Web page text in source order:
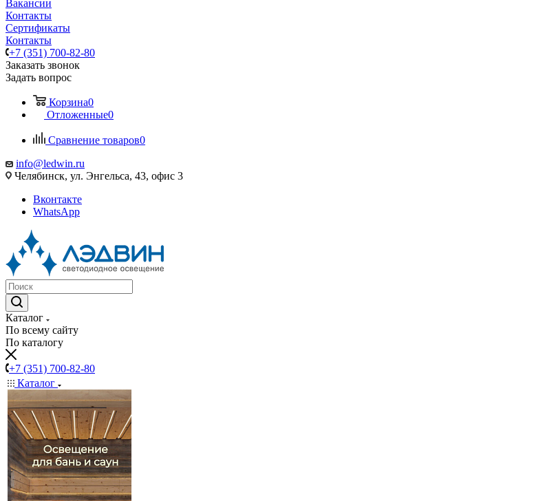
Вакансии
Контакты
Сертификаты
Контакты
+7 (351) 700-82-80
Заказать звонок
Задать вопрос
Корзина0
Отложенные0
Сравнение товаров0
info@ledwin.ru
Челябинск, ул. Энгельса, 43, офис 3
Вконтакте
WhatsApp
Каталог
По всему сайту
По каталогу
+7 (351) 700-82-80
Каталог